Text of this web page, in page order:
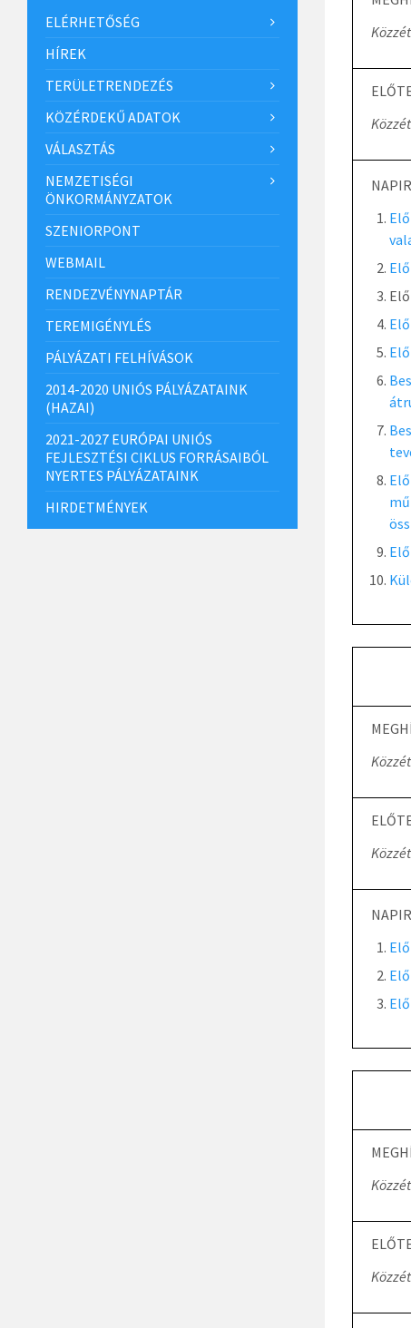
ELÉRHETŐSÉG
HÍREK
TERÜLETRENDEZÉS
KÖZÉRDEKŰ ADATOK
VÁLASZTÁS
NEMZETISÉGI
ÖNKORMÁNYZATOK
SZENIORPONT
WEBMAIL
RENDEZVÉNYNAPTÁR
TEREMIGÉNYLÉS
PÁLYÁZATI FELHÍVÁSOK
2014-2020 UNIÓS PÁLYÁZATAINK
(HAZAI)
2021-2027 EURÓPAI UNIÓS
FEJLESZTÉSI CIKLUS FORRÁSAIBÓL
NYERTES PÁLYÁZATAINK
HIRDETMÉNYEK